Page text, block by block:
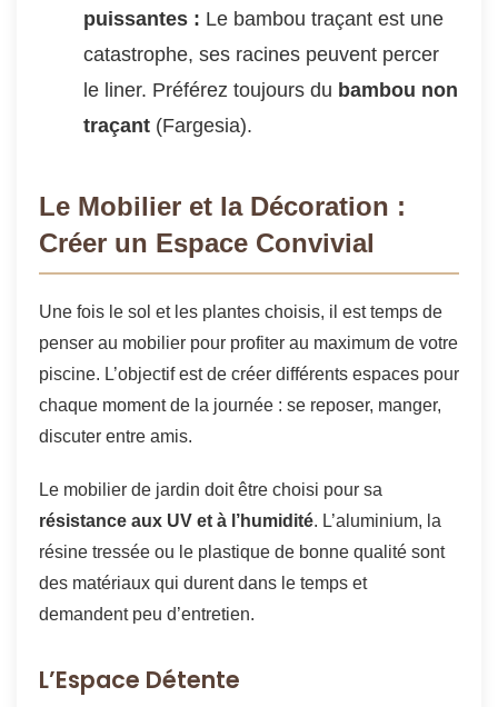
puissantes : Le bambou traçant est une
catastrophe, ses racines peuvent percer
le liner. Préférez toujours du bambou non
traçant (Fargesia).
Le Mobilier et la Décoration :
Créer un Espace Convivial
Une fois le sol et les plantes choisis, il est temps de
penser au mobilier pour profiter au maximum de votre
piscine. L’objectif est de créer différents espaces pour
chaque moment de la journée : se reposer, manger,
discuter entre amis.
Le mobilier de jardin doit être choisi pour sa
résistance aux UV et à l’humidité. L’aluminium, la
résine tressée ou le plastique de bonne qualité sont
des matériaux qui durent dans le temps et
demandent peu d’entretien.
L’Espace Détente